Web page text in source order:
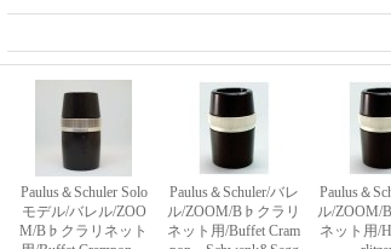
Paulus＆Schuler Solo
モデル/バレル/ZOO
M/B♭クラリネット
Paulus＆Schuler/バレ
ル/ZOOM/B♭クラリ
ネット用/Buffet Cram
Paulus＆
ル/ZOOM/
ネット用/